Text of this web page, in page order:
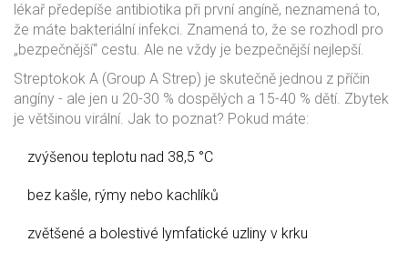
lékař předepíše antibiotika při první angíně, neznamená to,
že máte bakteriální infekci. Znamená to, že se rozhodl pro
„bezpečnější“ cestu. Ale ne vždy je bezpečnější nejlepší.
Streptokok A (Group A Strep) je skutečně jednou z příčin
angíny - ale jen u 20-30 % dospělých a 15-40 % dětí. Zbytek
je většinou virální. Jak to poznat? Pokud máte:
zvýšenou teplotu nad 38,5 °C
bez kašle, rýmy nebo kachlíků
zvětšené a bolestivé lymfatické uzliny v krku